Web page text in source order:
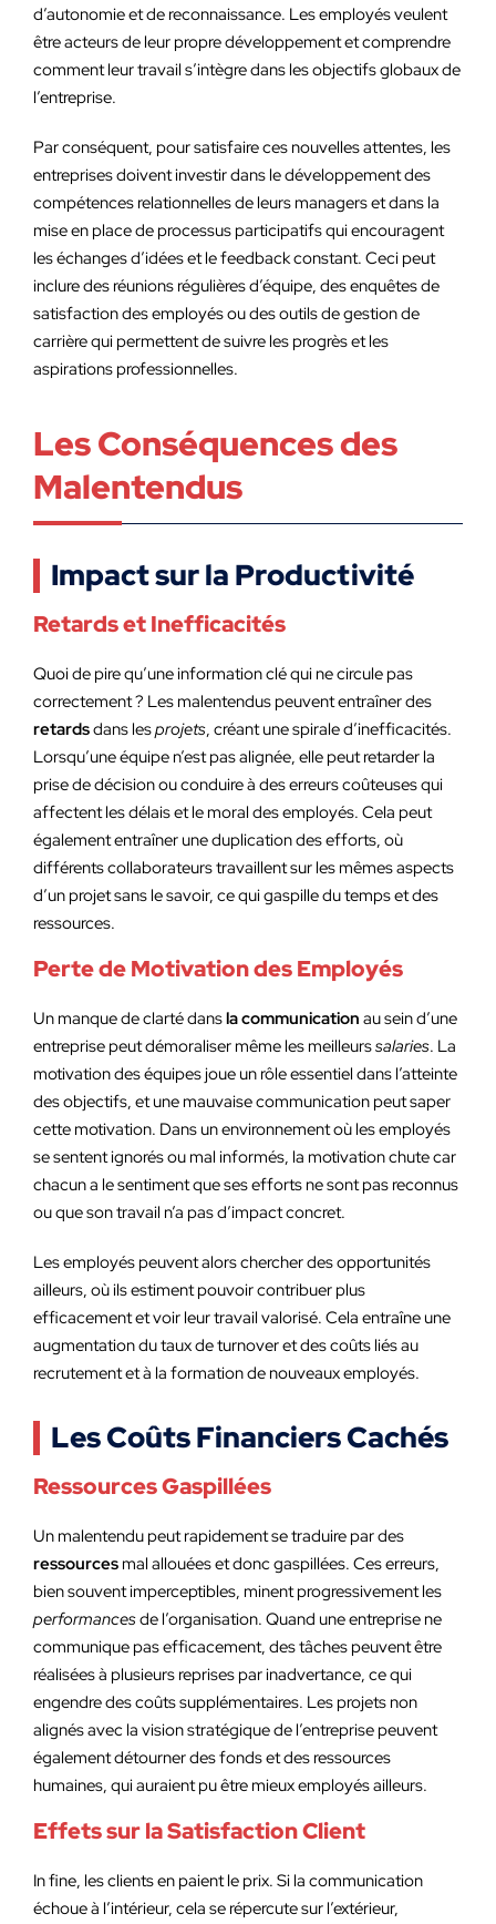
d’autonomie et de reconnaissance. Les employés veulent
être acteurs de leur propre développement et comprendre
comment leur travail s’intègre dans les objectifs globaux de
l’entreprise.
Par conséquent, pour satisfaire ces nouvelles attentes, les
entreprises doivent investir dans le développement des
compétences relationnelles de leurs managers et dans la
mise en place de processus participatifs qui encouragent
les échanges d’idées et le feedback constant. Ceci peut
inclure des réunions régulières d’équipe, des enquêtes de
satisfaction des employés ou des outils de gestion de
carrière qui permettent de suivre les progrès et les
aspirations professionnelles.
Les Conséquences des
Malentendus
Impact sur la Productivité
Retards et Inefficacités
Quoi de pire qu’une information clé qui ne circule pas
correctement ? Les malentendus peuvent entraîner des
retardsdans lesprojets, créant une spirale d’inefficacités.
Lorsqu’une équipe n’est pas alignée, elle peut retarder la
prise de décision ou conduire à des erreurs coûteuses qui
affectent les délais et le moral des employés. Cela peut
également entraîner une duplication des efforts, où
différents collaborateurs travaillent sur les mêmes aspects
d’un projet sans le savoir, ce qui gaspille du temps et des
ressources.
Perte de Motivation des Employés
Un manque de clarté dansla communication au sein d’une
entreprise peut démoraliser même les meilleurssalaries. La
motivation des équipes joue un rôle essentiel dans l’atteinte
des objectifs, et une mauvaise communication peut saper
cette motivation. Dans un environnement où les employés
se sentent ignorés ou mal informés, la motivation chute car
chacun a le sentiment que ses efforts ne sont pas reconnus
ou que son travail n’a pas d’impact concret.
Les employés peuvent alors chercher des opportunités
ailleurs, où ils estiment pouvoir contribuer plus
efficacement et voir leur travail valorisé. Cela entraîne une
augmentation du taux de turnover et des coûts liés au
recrutement et à la formation de nouveaux employés.
Les Coûts Financiers Cachés
Ressources Gaspillées
Un malentendu peut rapidement se traduire par des
ressources mal allouées et donc gaspillées. Ces erreurs,
bien souvent imperceptibles, minent progressivement les
performancesde l’organisation. Quand une entreprise ne
communique pas efficacement, des tâches peuvent être
réalisées à plusieurs reprises par inadvertance, ce qui
engendre des coûts supplémentaires. Les projets non
alignés avec la vision stratégique de l’entreprise peuvent
également détourner des fonds et des ressources
humaines, qui auraient pu être mieux employés ailleurs.
Effets sur la Satisfaction Client
In fine, les clients en paient le prix. Si la communication
échoue à l’intérieur, cela se répercute sur l’extérieur,